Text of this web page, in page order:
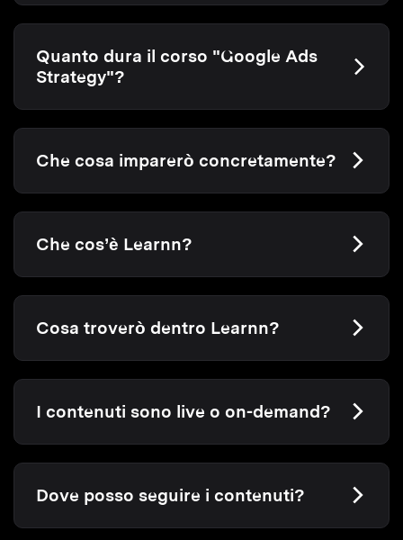
Quanto dura il corso "Google Ads
Strategy"?
Che cosa imparerò concretamente?
Che cos’è Learnn?
Cosa troverò dentro Learnn?
I contenuti sono live o on-demand?
Dove posso seguire i contenuti?